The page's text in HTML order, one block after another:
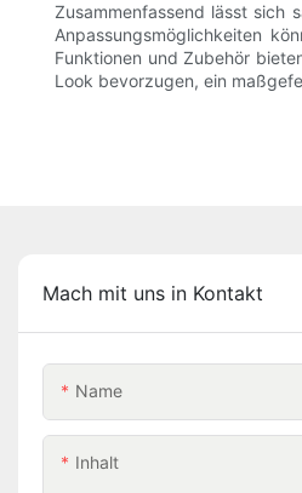
Zusammenfassend lässt sich
Anpassungsmöglichkeiten
Funktionen und Zubehör
Look bevorzugen, ein
Mach mit uns in Kontakt
Name
Inhalt